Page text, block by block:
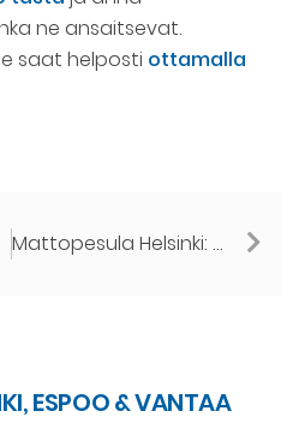
ne ansaitsevat.
saat helposti ottamalla
Mattopesula Helsinki: mistä löydät lähimmän noutopalvelun?
ESPOO & VANTAA